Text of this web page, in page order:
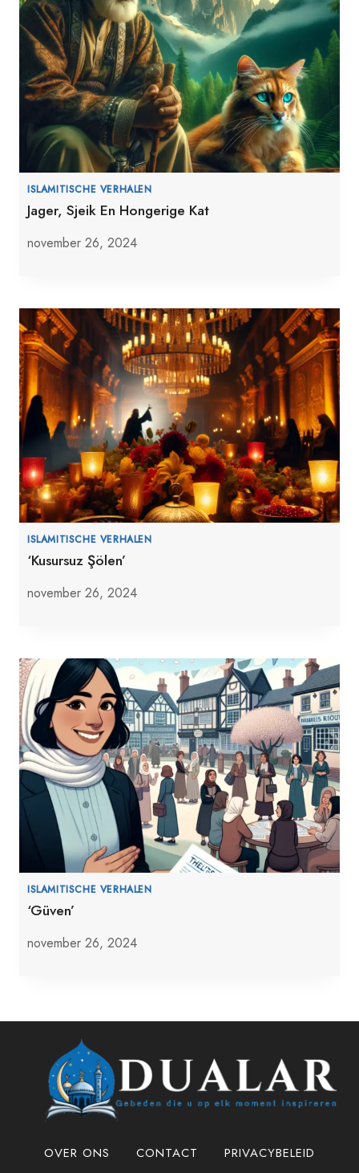
ISLAMITISCHE VERHALEN
Jager, Sjeik En Hongerige Kat
november 26, 2024
ISLAMITISCHE VERHALEN
‘Kusursuz Şölen’
november 26, 2024
ISLAMITISCHE VERHALEN
‘Güven’
november 26, 2024
OVER ONS CONTACT
PRIVACYBELEID